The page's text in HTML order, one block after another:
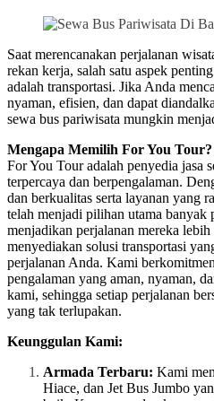
Saat merencanakan perjalanan
rekan kerja, salah satu aspek
adalah transportasi. Jika Anda
nyaman, efisien, dan dapat
sewa bus pariwisata mungkin
Mengapa Memilih For You Tour?
For You Tour adalah penyedia jasa
terpercaya dan berpengalaman.
dan berkualitas serta layanan yang
telah menjadi pilihan utama banyak
menjadikan perjalanan mereka
menyediakan solusi transportasi
perjalanan Anda. Kami
pengalaman yang aman, nyaman,
kami, sehingga setiap perjalanan
yang tak terlupakan.
Keunggulan Kami:
Armada Terbaru: Kami
Hiace, dan Jet Bus Jumbo